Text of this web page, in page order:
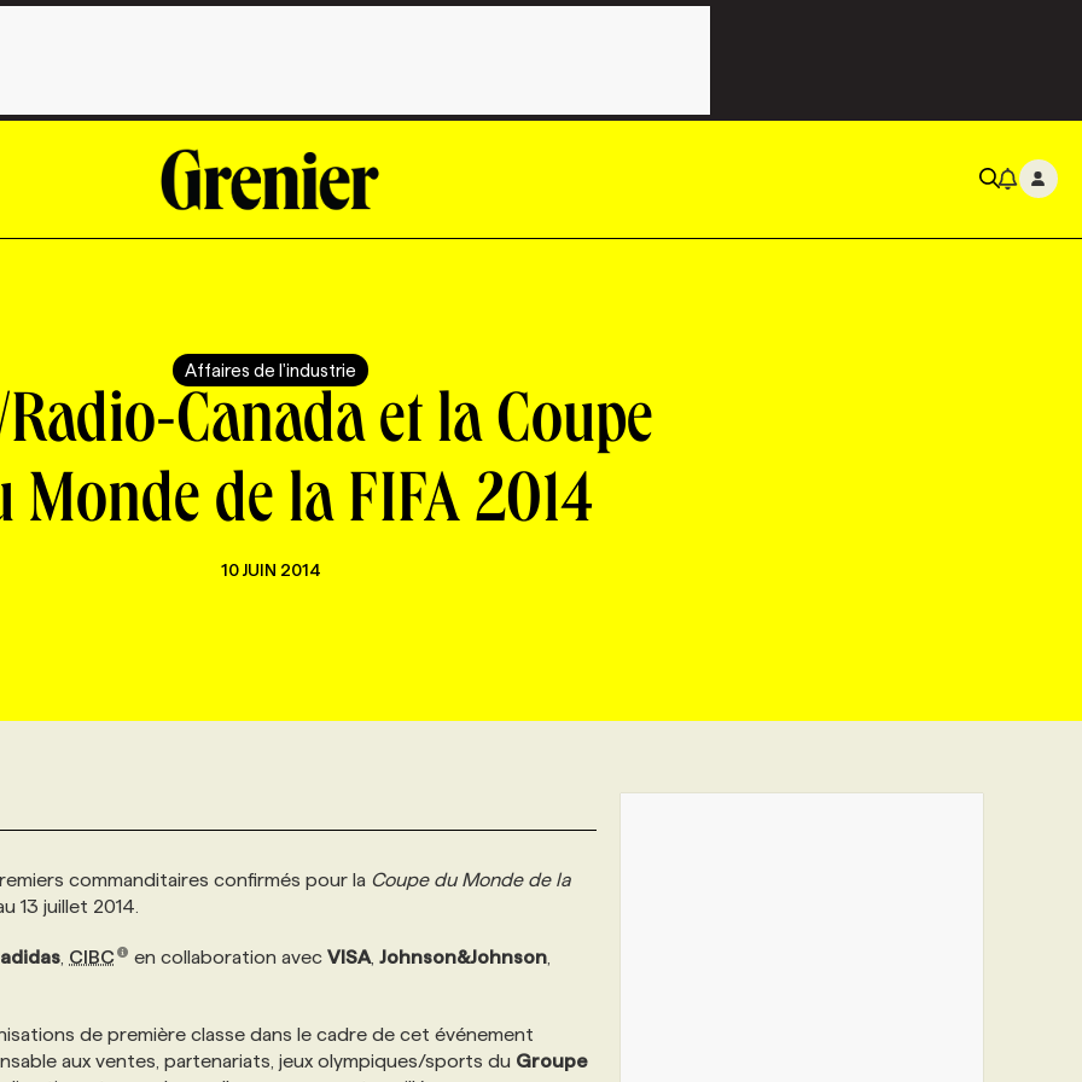
Affaires de l'industrie
Radio-Canada et la Coupe
Monde de la FIFA 2014
10 JUIN 2014
commanditaires confirmés pour la Coupe du Monde de la
13 juillet 2014.
adidas CIBC en collaboration avec VISA, Johnson&Johnson,
de première classe dans le cadre de cet événement
aux ventes, partenariats, jeux olympiques/sports du Groupe